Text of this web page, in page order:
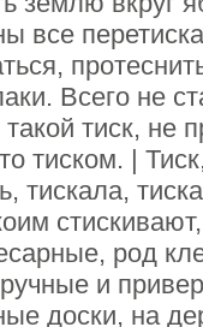
все
Всего не
тиск, не
тиском. |
тискала,
род
и
доски, на